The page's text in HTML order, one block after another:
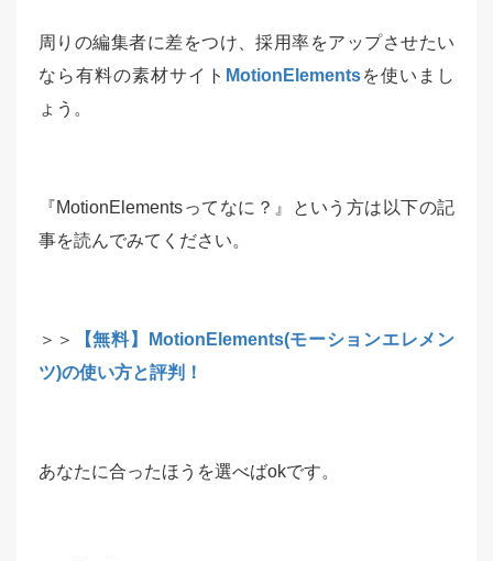
周りの編集者に差をつけ、採用率をアップさせたい
なら有料の素材サイト MotionElementsを使いまし
ょう。
『MotionElementsってなに？』という方は以下の記
事を読んでみてください。
＞＞
【無料】MotionElements(モーションエレメン
ツ)の使い方と評判！
あなたに合ったほうを選べばokです。